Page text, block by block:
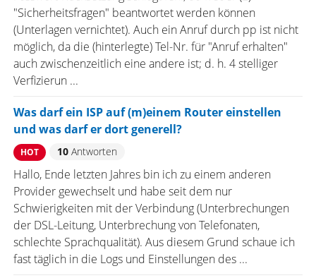
"Sicherheitsfragen" beantwortet werden können
(Unterlagen vernichtet). Auch ein Anruf durch pp ist nicht
möglich, da die (hinterlegte) Tel-Nr. für "Anruf erhalten"
auch zwischenzeitlich eine andere ist; d. h. 4 stelliger
Verfizierun ...
Was darf ein ISP auf (m)einem Router einstellen
und was darf er dort generell?
HOT 10Antworten
Hallo, Ende letzten Jahres bin ich zu einem anderen
Provider gewechselt und habe seit dem nur
Schwierigkeiten mit der Verbindung (Unterbrechungen
der DSL-Leitung, Unterbrechung von Telefonaten,
schlechte Sprachqualität). Aus diesem Grund schaue ich
fast täglich in die Logs und Einstellungen des ...